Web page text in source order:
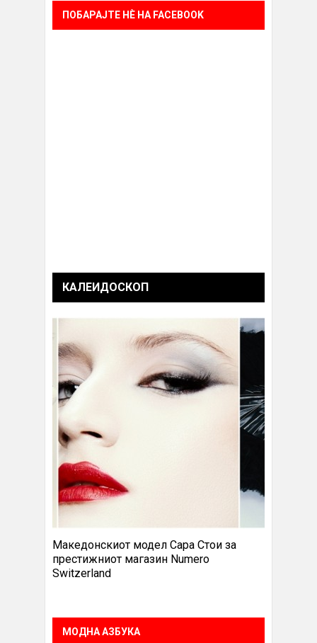
ПОБАРАЈТЕ НÈ НА FACEBOOK
КАЛЕИДОСКОП
Македонскиот модел Сара Стои за
престижниот магазин Numero
Switzerland
МОДНА АЗБУКА